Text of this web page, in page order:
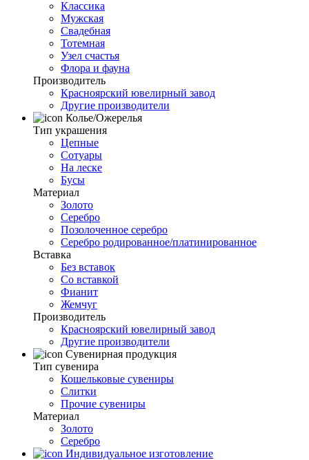
Классика
Мужская
Свадебная
Тотемная
Узел счастья
Флора и фауна
Производитель
Красноярский ювелирный завод
Другие производители
Колье/Ожерелья
Тип украшения
Цепные
Сотуары
На леске
Бусы
Материал
Золото
Серебро
Позолоченное серебро
Серебро родированное/платинированное
Вставка
Без вставок
Со вставкой
Фианит
Жемчуг
Производитель
Красноярский ювелирный завод
Другие производители
Сувенирная продукция
Тип сувенира
Кошельковые сувениры
Слитки
Прочие сувениры
Материал
Золото
Серебро
Индивидуальное изготовление